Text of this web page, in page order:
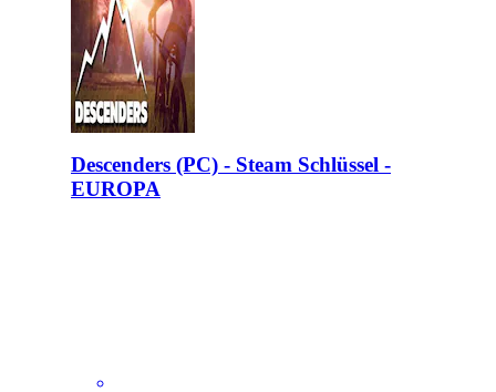
Descenders (PC) - Steam Schlüssel -
EUROPA